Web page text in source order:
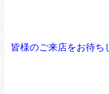
皆様のご来店をお待ち